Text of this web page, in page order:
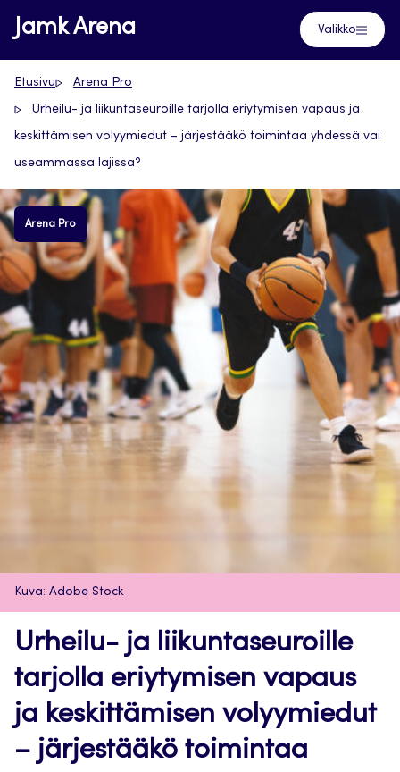
Siirry
suoraan
sisältöön
Jamk Arena Valikko
Etusivu Arena Pro
Urheilu- ja liikuntaseuroille tarjolla eriytymisen vapaus ja
keskittämisen volyymiedut – järjestääkö toimintaa yhdessä vai
useammassa lajissa?
Arena Pro
Kuva: Adobe Stock
Urheilu- ja liikuntaseuroille
tarjolla eriytymisen vapaus
ja keskittämisen volyymiedut
– järjestääkö toimintaa